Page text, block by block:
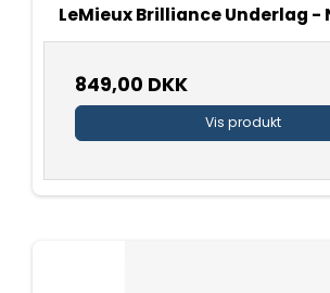
LeMieux Brilliance Underlag -
849,00 DKK
Vis produkt